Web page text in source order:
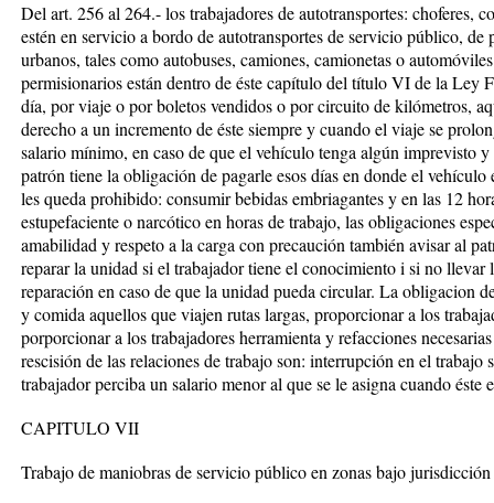
Del art. 256 al 264.- los trabajadores de autotransportes: choferes,
estén en servicio a bordo de autotransportes de servicio público, de
urbanos, tales como autobuses, camiones, camionetas o
permisionarios están dentro de éste capítulo del título VI de la Ley
día, por viaje o por boletos vendidos o por circuito de kilómetros,
derecho a un incremento de éste siempre y cuando el viaje se
salario mínimo, en caso de que el vehículo tenga algún imprevisto
patrón tiene la obligación de pagarle esos días en donde el
les queda prohibido: consumir bebidas embriagantes y en las 12
estupefaciente o narcótico en horas de trabajo, las obligaciones
amabilidad y respeto a la carga con precaución también avisar al
reparar la unidad si el trabajador tiene el conocimiento i si no llevar
reparación en caso de que la unidad pueda circular. La obligacion
y comida aquellos que viajen rutas largas, proporcionar a los
porporcionar a los trabajadores herramienta y refacciones
rescisión de las relaciones de trabajo son: interrupción en el
trabajador perciba un salario menor al que se le asigna cuando éste
CAPITULO VII
Trabajo de maniobras de servicio público en zonas bajo jurisdicción